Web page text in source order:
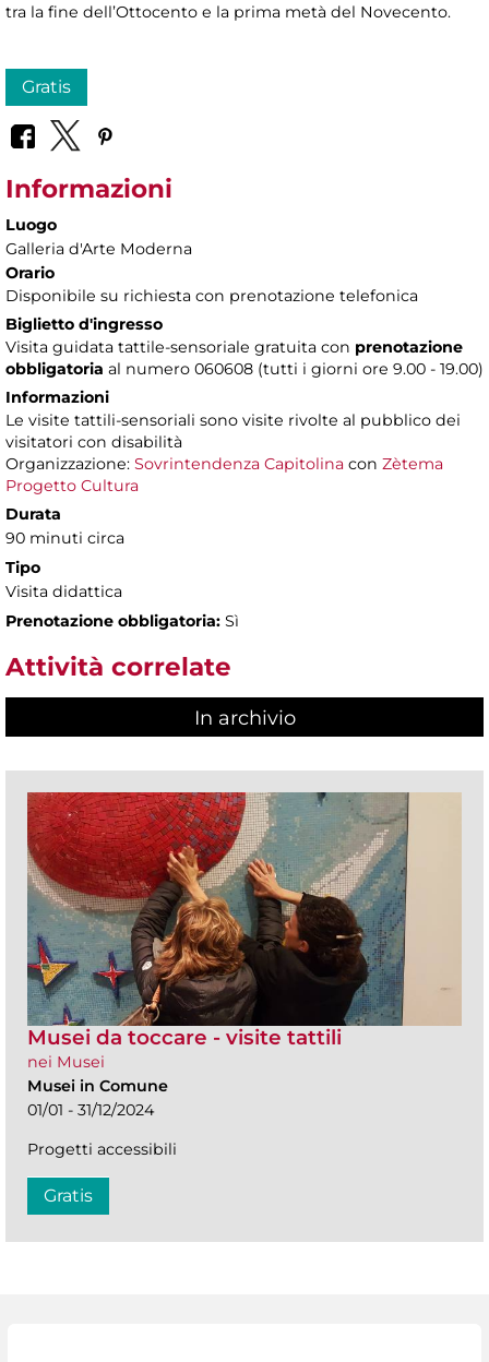
tra la fine dell’Ottocento e la prima metà del Novecento.
Gratis
Informazioni
Luogo
Galleria d'Arte Moderna
Orario
Disponibile su richiesta con prenotazione telefonica
Biglietto d'ingresso
Visita guidata tattile-sensoriale gratuita con prenotazione
obbligatoria al numero 060608 (tutti i giorni ore 9.00 - 19.00)
Informazioni
Le visite tattili-sensoriali sono visite rivolte al pubblico dei
visitatori con disabilità
Organizzazione: Sovrintendenza Capitolina con Zètema
Progetto Cultura
Durata
90 minuti circa
Tipo
Visita didattica
Prenotazione obbligatoria: Sì
Attività correlate
In archivio
Musei da toccare - visite tattili
nei Musei
Musei in Comune
01/01 - 31/12/2024
Progetti accessibili
Gratis